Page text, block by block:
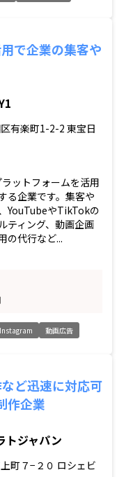
で企業の集客や
有楽町1-2-2 東宝日
ットフォームを活用
る企業です。集客や
YouTubeやTikTokの
ティング、動画企画
の代行など...
Instagram 動画広告
ど迅速に対応可
作企業
トジャパン
町７−２０ ロシェビ